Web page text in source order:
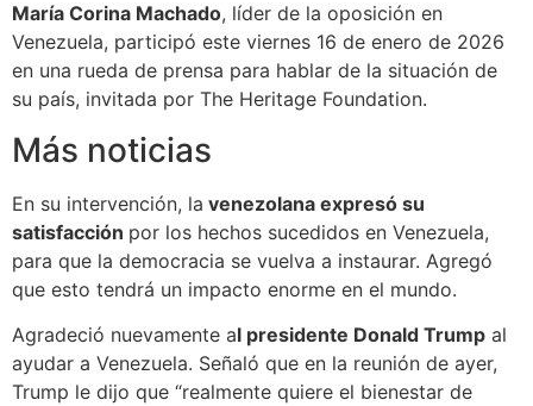
María Corina Machado, líder de la oposición en
Venezuela, participó este viernes 16 de enero de 2026
en una rueda de prensa para hablar de la situación de
su país, invitada por The Heritage Foundation.
Más noticias
En su intervención, la venezolana expresó su
satisfacción por los hechos sucedidos en Venezuela,
para que la democracia se vuelva a instaurar. Agregó
que esto tendrá un impacto enorme en el mundo.
Agradeció nuevamente al presidente Donald Trump al
ayudar a Venezuela. Señaló que en la reunión de ayer,
Trump le dijo que “realmente quiere el bienestar de